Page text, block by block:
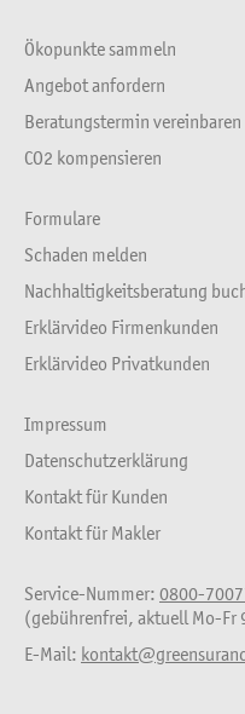
Ökopunkte sammeln
Angebot anfordern
Beratungstermin vereinbaren
CO2 kompensieren
Formulare
Schaden melden
Nachhaltigkeitsberatung
Erklärvideo Firmenkunden
Erklärvideo Privatkunden
Impressum
Datenschutzerklärung
Kontakt für Kunden
Kontakt für Makler
Service-Nummer: 0800-
(gebührenfrei, aktuell Mo-Fr
E-Mail: